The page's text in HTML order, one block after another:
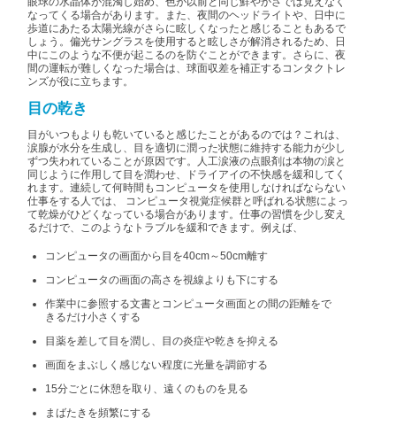
なってくる場合があります。また、夜間のヘッドライトや、日中に
歩道にあたる太陽光線がさらに眩しくなったと感じることもあるで
しょう。偏光サングラスを使用すると眩しさが解消されるため、日
中にこのような不便が起こるのを防ぐことができます。さらに、夜
間の運転が難しくなった場合は、球面収差を補正するコンタクトレ
ンズが役に立ちます。
目の乾き
目がいつもよりも乾いていると感じたことがあるのでは？これは、
涙腺が水分を生成し、目を適切に潤った状態に維持する能力が少し
ずつ失われていることが原因です。人工涙液の点眼剤は本物の涙と
同じように作用して目を潤わせ、ドライアイの不快感を緩和してく
れます。連続して何時間もコンピュータを使用しなければならない
仕事をする人では、 コンピュータ視覚症候群と呼ばれる状態によっ
て乾燥がひどくなっている場合があります。仕事の習慣を少し変え
るだけで、このようなトラブルを緩和できます。例えば、
コンピュータの画面から目を40cm～50cm離す
コンピュータの画面の高さを視線よりも下にする
作業中に参照する文書とコンピュータ画面との間の距離をで
きるだけ小さくする
目薬を差して目を潤し、目の炎症や乾きを抑える
画面をまぶしく感じない程度に光量を調節する
15分ごとに休憩を取り、遠くのものを見る
まばたきを頻繁にする